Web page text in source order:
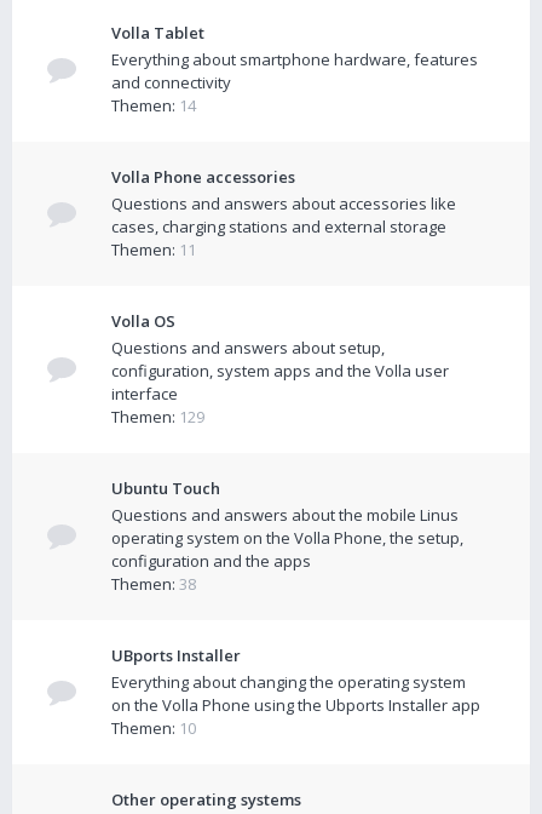
Volla Tablet
Everything about smartphone hardware, features
and connectivity
Themen: 14
Volla Phone accessories
Questions and answers about accessories like
cases, charging stations and external storage
Themen: 11
Volla OS
Questions and answers about setup,
configuration, system apps and the Volla user
interface
Themen: 129
Ubuntu Touch
Questions and answers about the mobile Linus
operating system on the Volla Phone, the setup,
configuration and the apps
Themen: 38
UBports Installer
Everything about changing the operating system
on the Volla Phone using the Ubports Installer app
Themen: 10
Other operating systems